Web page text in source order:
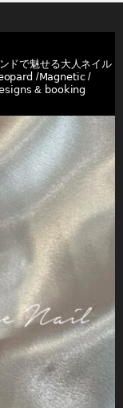
ドで魅せる大人ネイル
/𝖬𝖺𝗀𝗇𝖾𝗍𝗂𝖼 /
& 𝖻𝗈𝗈𝗄𝗂𝗇𝗀